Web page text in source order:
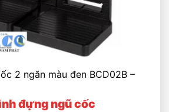
2 ngăn màu đen BCD02B –
đựng ngũ cốc